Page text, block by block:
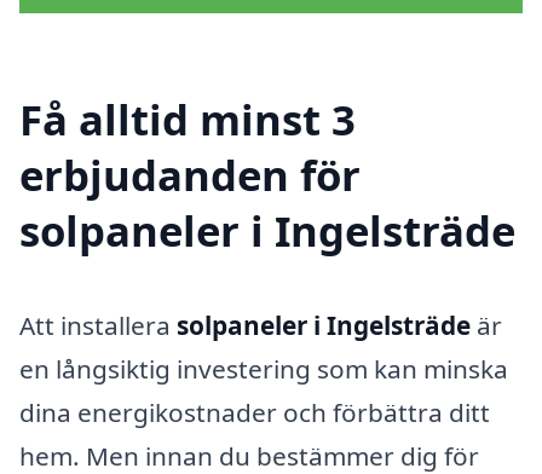
Få alltid minst 3
erbjudanden för
solpaneler i Ingelsträde
Att installera solpaneler i Ingelsträde är
en långsiktig investering som kan minska
dina energikostnader och förbättra ditt
hem. Men innan du bestämmer dig för